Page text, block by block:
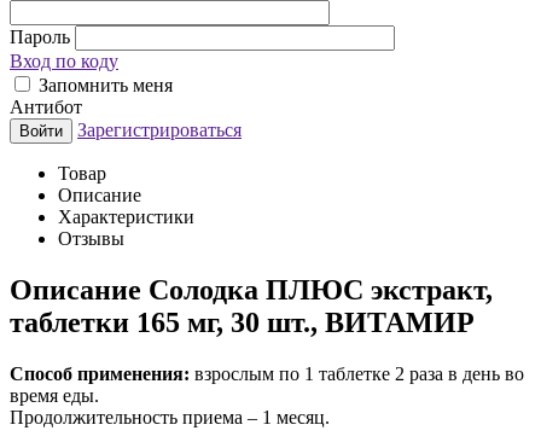
Пароль
Вход по коду
Запомнить меня
Антибот
Войти Зарегистрироваться
Товар
Описание
Характеристики
Отзывы
Описание Солодка ПЛЮС экстракт,
таблетки 165 мг, 30 шт., ВИТАМИР
Способ применения: взрослым по 1 таблетке 2 раза в день во
время еды.
Продолжительность приема – 1 месяц.